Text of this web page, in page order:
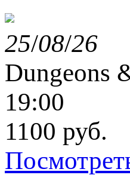
25/08/26
Dungeons
19:00
1100 руб.